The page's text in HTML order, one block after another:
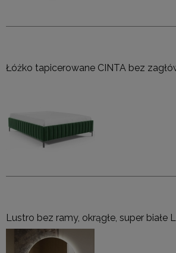
Łóżko tapicerowane CINTA bez
Lustro bez ramy, okrągłe, super białe